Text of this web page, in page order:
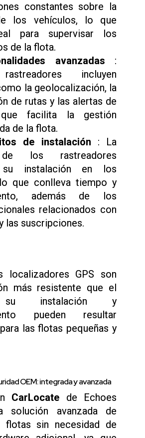
constantes sobre la
los vehículos, lo que
para supervisar los
de la flota.
avanzadas :
incluyen
la geolocalización, la
de rutas y las alertas de
facilita la gestión
de la flota.
de instalación : La
los rastreadores
su instalación en los
que conlleva tiempo y
además de los
relacionados con
las suscripciones.
localizadores GPS son
más resistente que el
su instalación y
pueden resultar
las flotas pequeñas y
OEM: integrada y avanzada
CarLocate de Echoes
solución avanzada de
flotas sin necesidad de